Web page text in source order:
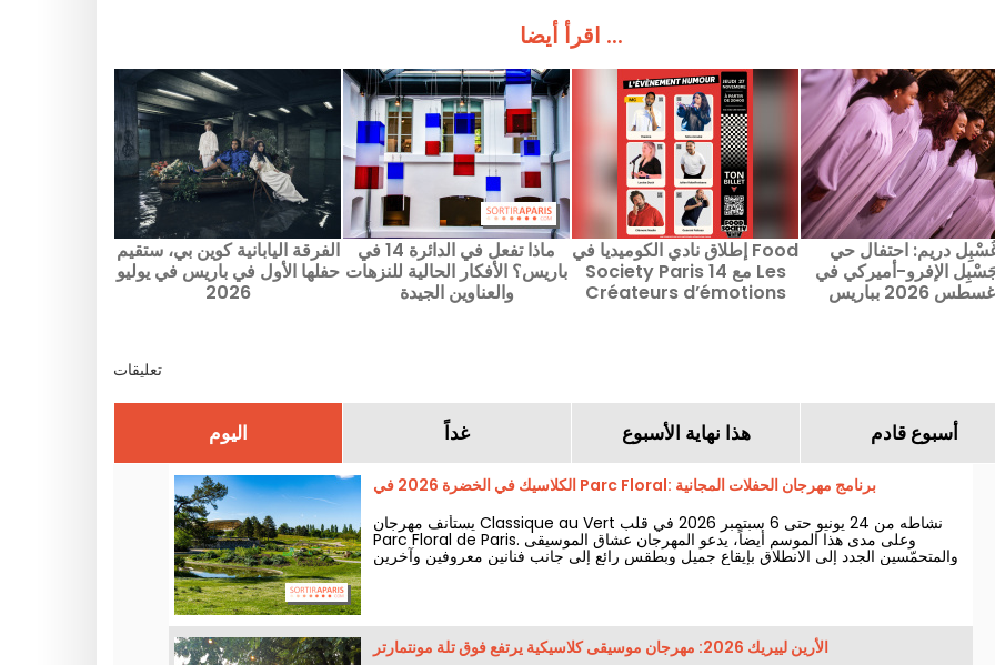
اقرأ أيضا ...
الفرقة اليابانية كوين بي، ستقيم
حفلها الأول في باريس في يوليو
2026
ماذا تفعل في الدائرة 14 في
باريس؟ الأفكار الحالية للنزهات
والعناوين الجيدة
إطلاق نادي الكوميديا في Food
Society Paris 14 مع Les
Créateurs d’émotions
دريم: احتفال حي
الإفرو-أميركي في
2026 بباريس
تعليقات
اليوم غداً هذا نهاية الأسبوع أسبوع قادم
الكلاسيك في الخضرة 2026 في Parc Floral: برنامج مهرجان الحفلات المجانية
يستأنف مهرجان Classique au Vert نشاطه من 24 يونيو حتى 6 سبتمبر 2026 في قلب
Parc Floral de Paris. وعلى مدى هذا الموسم أيضاً، يدعو المهرجان عشاق الموسيقى
والمتحمّسين الجدد إلى الانطلاق بإيقاعٍ جميل وبطقسٍ رائع إلى جانب فنانين معروفين وآخرين
الأرين لييريك 2026: مهرجان موسيقى كلاسيكية يرتفع فوق تلة مونتمارتر